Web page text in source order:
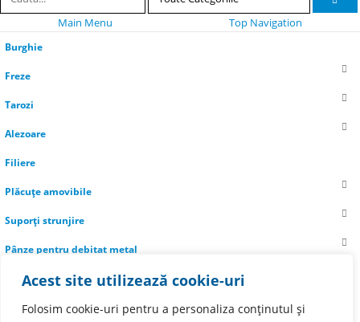
Acest site utilizează cookie-uri
Folosim cookie-uri pentru a personaliza conținutul și
Main Menu Top Navigation
Burghie
Freze
Tarozi
Alezoare
Filiere
Plăcuțe amovibile
Suporți strunjire
Pânze pentru debitat metal
Informații utile
Livrare